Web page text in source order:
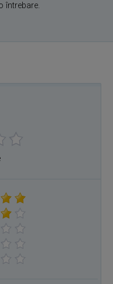
întrebare.